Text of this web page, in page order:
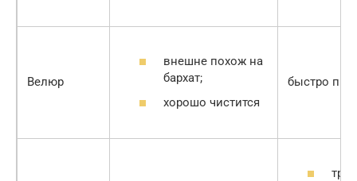
Велюр
внешне похож на
бархат;
хорошо чистится
быстро